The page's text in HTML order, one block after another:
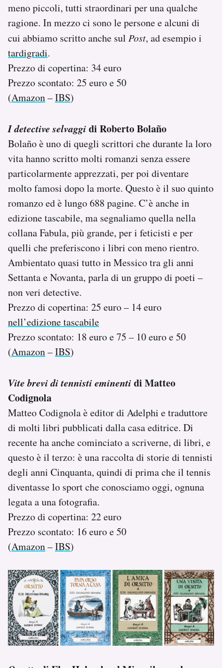
meno piccoli, tutti straordinari per una qualche
ragione. In mezzo ci sono le persone e alcuni di
cui abbiamo scritto anche sul Post, ad esempio i
tardigradi.
Prezzo di copertina: 34 euro
Prezzo scontato: 25 euro e 50
(Amazon–IBS)
I detective selvaggidi Roberto Bolaño
Bolaño è uno di quegli scrittori che durante la loro
vita hanno scritto molti romanzi senza essere
particolarmente apprezzati, per poi diventare
molto famosi dopo la morte. Questo è il suo quinto
romanzo ed è lungo 688 pagine. C’è anche in
edizione tascabile, ma segnaliamo quella nella
collana Fabula, più grande, per i feticisti e per
quelli che preferiscono i libri con meno rientro.
Ambientato quasi tutto in Messico tra gli anni
Settanta e Novanta, parla di un gruppo di poeti –
non veri detective.
Prezzo di copertina: 25 euro – 14 euro
nell’edizione tascabile
Prezzo scontato: 18 euro e 75 – 10 euro e 50
(Amazon–IBS)
Vite brevi di tennisti eminentidi Matteo
Codignola
Matteo Codignola è editor di Adelphi e traduttore
di molti libri pubblicati dalla casa editrice. Di
recente ha anche cominciato a scriverne, di libri, e
questo è il terzo: è una raccolta di storie di tennisti
degli anni Cinquanta, quindi di prima che il tennis
diventasse lo sport che conosciamo oggi, ognuna
legata a una fotografia.
Prezzo di copertina: 22 euro
Prezzo scontato: 16 euro e 50
(Amazon–IBS)